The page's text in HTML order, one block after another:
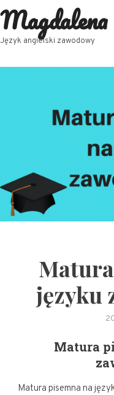
Skip
to
content
Język angielski zawodowy
języku
Matura
Matura pisemna na